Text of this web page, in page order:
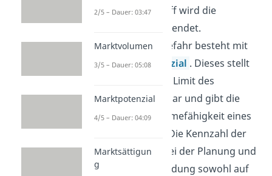
synonymer Begriff wird die
Marktgröße verwendet.
Verwechslungsgefahr besteht mit
demMarktpotenzial . Dieses stellt
jedoch das obere Limit des
Marktvolumens dar und gibt die
mögliche Aufnahmefähigkeit eines
Marktes wieder. Die Kennzahl der
Marktgröße ist bei der Planung und
Entscheidungsfindung sowohl auf
2/5 – Dauer: 03:47
Marktvolumen
3/5 – Dauer: 05:08
Marktpotenzial
4/5 – Dauer: 04:09
Marktsättigun
g